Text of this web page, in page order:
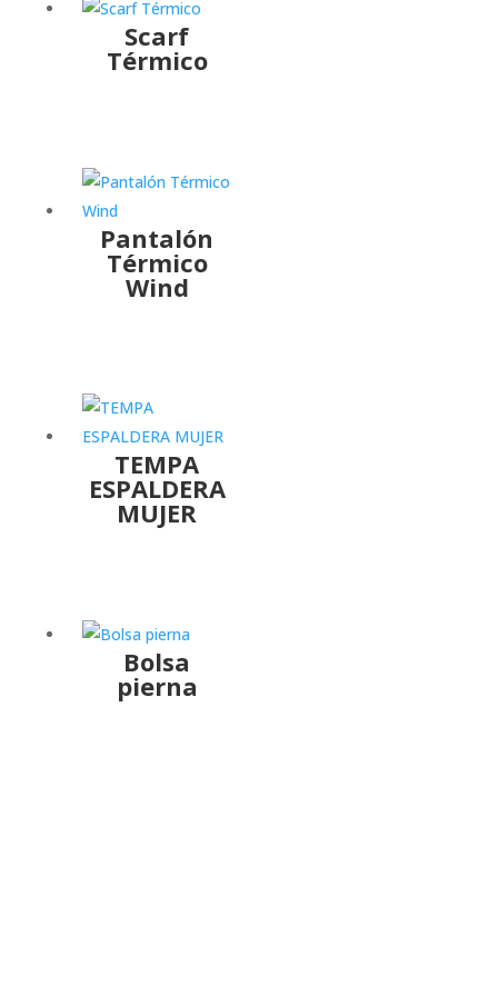
Scarf
Térmico
Pantalón
Térmico
Wind
TEMPA
ESPALDERA
MUJER
Bolsa
pierna